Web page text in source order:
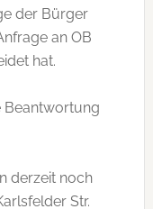
der Bürger
an OB
hat.
Beantwortung
derzeit noch
Str.